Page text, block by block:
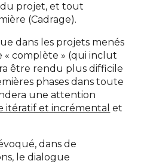
du projet, et tout
(Cadrage).
dans les projets menés
« complète » (qui inclut
être rendu plus difficile
phases dans toute
une attention
itératif et incrémental et
dans de
le dialogue